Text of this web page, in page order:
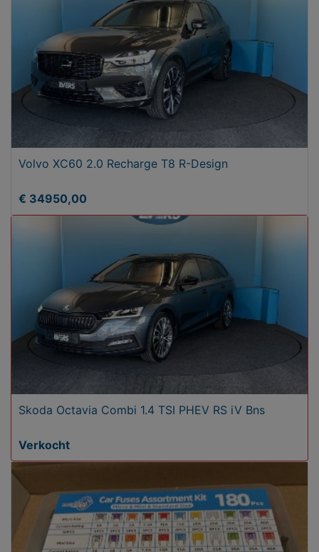
Volvo XC60 2.0 Recharge T8 R-Design
€ 34950,00
Skoda Octavia Combi 1.4 TSI PHEV RS iV Bns
Verkocht